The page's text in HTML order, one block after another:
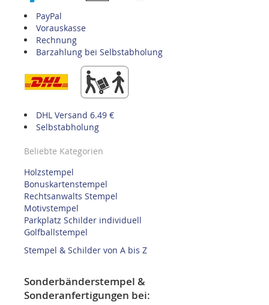
PayPal
Vorauskasse
Rechnung
Barzahlung bei Selbstabholung
DHL Versand 6.49 €
Selbstabholung
Beliebte Kategorien
Holzstempel
Bonuskartenstempel
Rechtsanwalts Stempel
Motivstempel
Parkplatz Schilder individuell
Golfballstempel
Stempel & Schilder von A bis Z
Sonderbänderstempel &
Sonderanfertigungen bei: